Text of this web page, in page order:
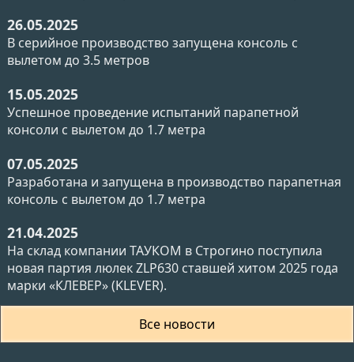
26.05.2025
В серийное производство запущена консоль с
вылетом до 3.5 метров
15.05.2025
Успешное проведение испытаний парапетной
консоли с вылетом до 1.7 метра
07.05.2025
Разработана и запущена в производство парапетная
консоль с вылетом до 1.7 метра
21.04.2025
На склад компании ТАУКОМ в Строгино поступила
новая партия люлек ZLP630 ставшей хитом 2025 года
марки «КЛЕВЕР» (KLEVER).
Все новости